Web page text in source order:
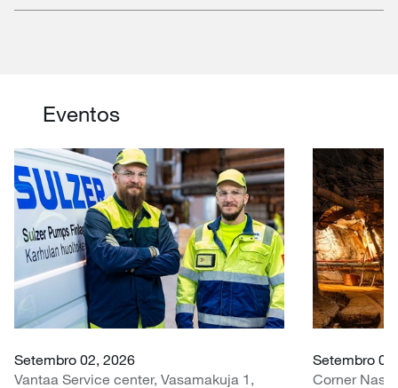
Eventos
Setembro 02, 2026
Vantaa Service center, Vasamakuja 1,
Setembro
Corner